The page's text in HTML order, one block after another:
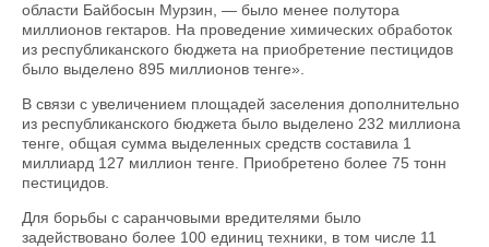
области Байбосын Мурзин, — было менее полутора
миллионов гектаров. На проведение химических обработок
из республиканского бюджета на приобретение пестицидов
было выделено 895 миллионов тенге».
В связи с увеличением площадей заселения дополнительно
из республиканского бюджета было выделено 232 миллиона
тенге, общая сумма выделенных средств составила 1
миллиард 127 миллион тенге. Приобретено более 75 тонн
пестицидов.
Для борьбы с саранчовыми вредителями было
задействовано более 100 единиц техники, в том числе 11